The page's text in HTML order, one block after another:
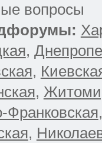
вопросы
,
,
,
Франковская,
,